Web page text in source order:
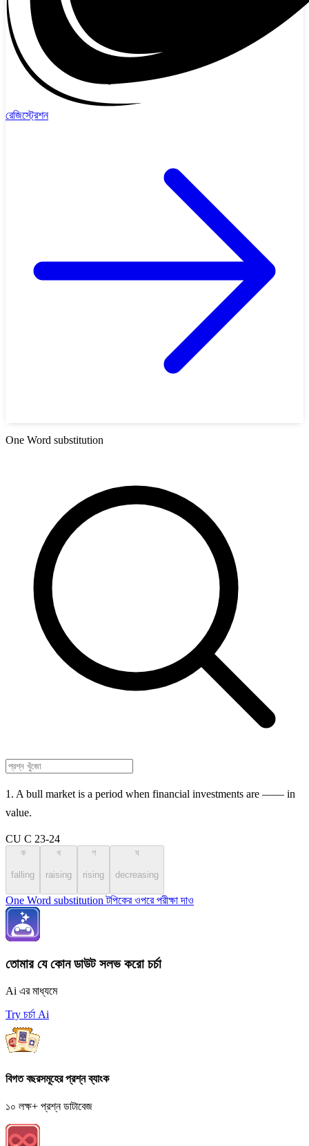
রেজিস্ট্রেশন
One Word substitution
1. A bull market is a period when financial investments are —— in
value.
CU C 23-24
ক
falling
খ
raising
গ
rising
ঘ
decreasing
One Word substitution টপিকের ওপরে পরীক্ষা দাও
তোমার যে কোন ডাউট সলভ করো চর্চা
Ai এর মাধ্যমে
Try চর্চা Ai
বিগত বছরসমূহের প্রশ্ন ব্যাংক
১০ লক্ষ+ প্রশ্ন ডাটাবেজ